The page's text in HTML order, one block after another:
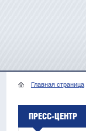
Главная страница
ПРЕСС-ЦЕНТР